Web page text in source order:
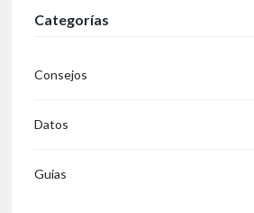
Categorías
Consejos
Datos
Guias